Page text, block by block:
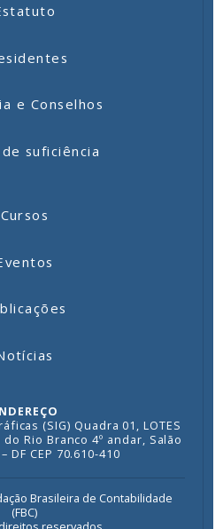
e Conselhos
suficiência
Cursos
(SIG) Quadra 01, LOTES
Rio Branco 4º andar, Salão
DF CEP 70.610-410
Brasileira de Contabilidade
(FBC)